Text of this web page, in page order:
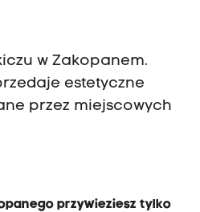
w Zakopanem.
estetyczne
przez miejscowych
przywieziesz tylko